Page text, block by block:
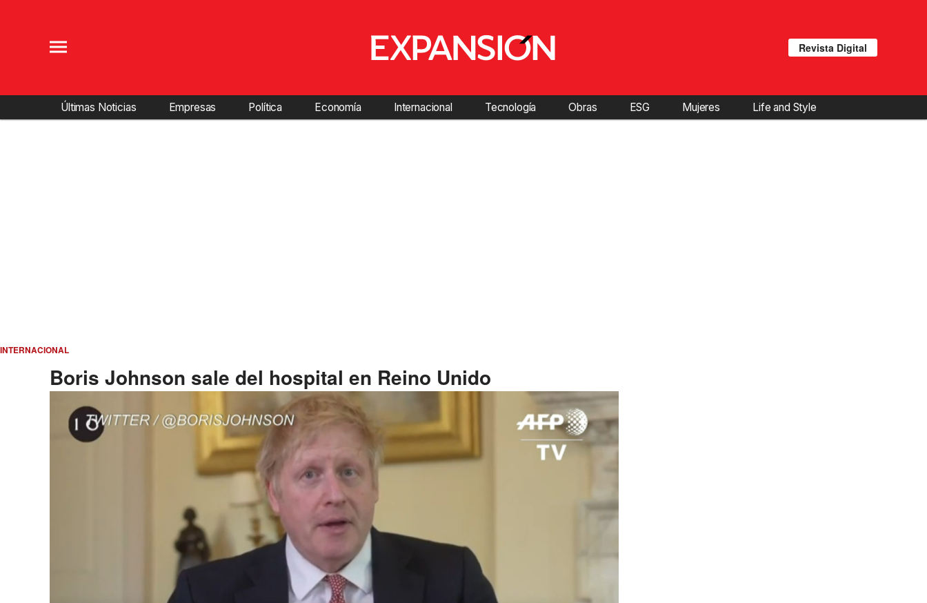
Revista Digital
Últimas Noticias Empresas Política Economía Internacional Tecnología Obras ESG Mujeres Life and Style
INTERNACIONAL
Boris Johnson sale del hospital en Reino Unido